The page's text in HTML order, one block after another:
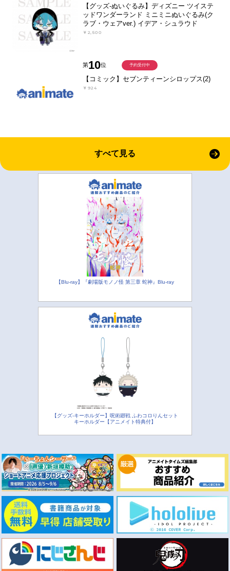
【グッズ-ぬいぐるみ】ディズニー ツイステ
ッドワンダーランド ミニミニぬいぐるみ(ク
ラブ・ウェアver.) イデア・シュラウド
￥2,500
第10位
【コミック】セブンティーンシロップス(2)
￥924
予約受付中
すべて見る
【Blu-ray】『劇場版モノノ怪 第三章 蛇神』Blu-ray
【グッズ-キーホルダー】呪術廻戦 ふわコロりんセット
キーホルダー【アニメイト特典付】